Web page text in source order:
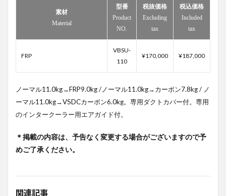
素材
Material
型番
Product
NO.
税抜価格
Excluding
tax
税込価格
Included
tax
FRP
VBSU-
110
¥170,000 ¥187,000
ノーマル11.0kg→FRP9.0kg /ノーマル11.0kg→カーボン7.8kg / ノ
ーマル11.0kg→VSDCカーボン6.0kg。専用ダクトカバー付。専用
のインタークーラー用エアガイド付。
＊掲載の内容は、予告なく変更する場合がございますので予
めご了承ください。
関連記事